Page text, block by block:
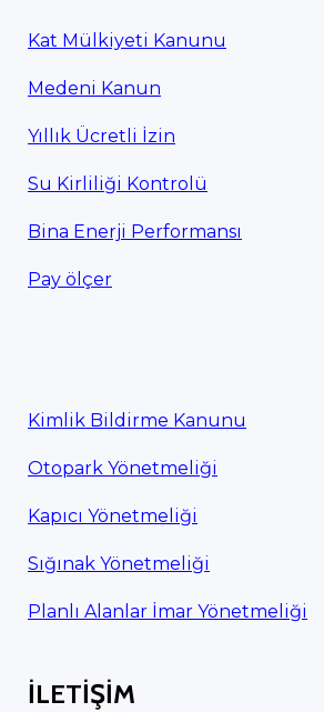
Kat Mülkiyeti Kanunu
Medeni Kanun
Yıllık Ücretli İzin
Su Kirliliği Kontrolü
Bina Enerji Performansı
Pay ölçer
Kimlik Bildirme Kanunu
Otopark Yönetmeliği
Kapıcı Yönetmeliği
Sığınak Yönetmeliği
Planlı Alanlar İmar Yönetmeliği
İLETİŞİM